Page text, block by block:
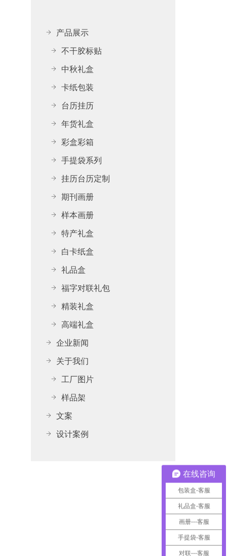
产品展示
不干胶标贴
中秋礼盒
卡纸包装
台历挂历
年货礼盒
彩盒彩箱
手提袋系列
挂历台历定制
期刊画册
样本画册
特产礼盒
白卡纸盒
礼品盒
福字对联礼包
精装礼盒
高端礼盒
企业新闻
关于我们
工厂图片
样品架
文案
设计案例
在线咨询
包装盒-客服
礼品盒-客服
画册---客服
手提袋-客服
对联---客服